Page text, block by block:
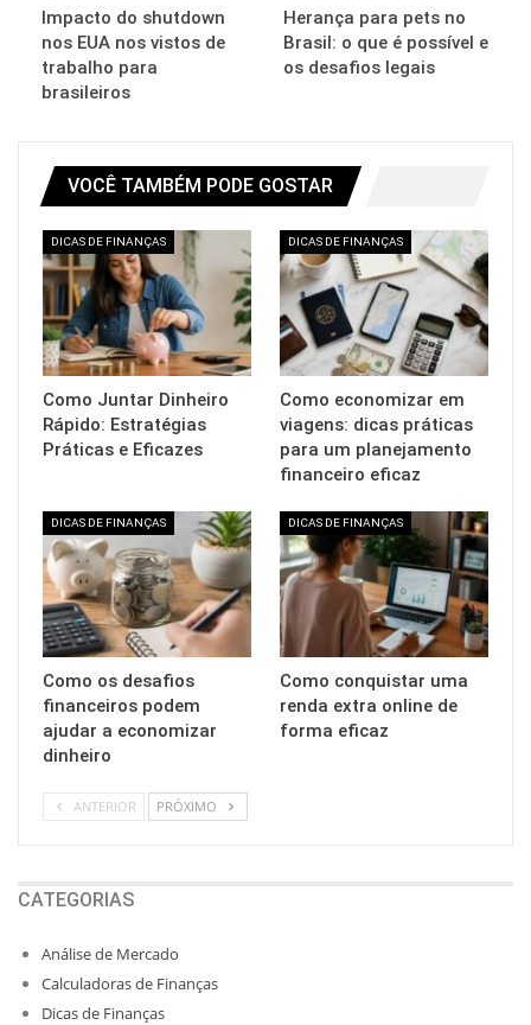
Impacto do shutdown
nos EUA nos vistos de
trabalho para
brasileiros
Herança para pets no
Brasil: o que é possível e
os desafios legais
VOCÊ TAMBÉM PODE GOSTAR
DICAS DE FINANÇAS
Como Juntar Dinheiro
Rápido: Estratégias
Práticas e Eficazes
DICAS DE FINANÇAS
Como economizar em
viagens: dicas práticas
para um planejamento
financeiro eficaz
DICAS DE FINANÇAS
Como os desafios
financeiros podem
ajudar a economizar
dinheiro
DICAS DE FINANÇAS
Como conquistar uma
renda extra online de
forma eficaz
ANTERIOR PRÓXIMO
CATEGORIAS
Análise de Mercado
Calculadoras de Finanças
Dicas de Finanças